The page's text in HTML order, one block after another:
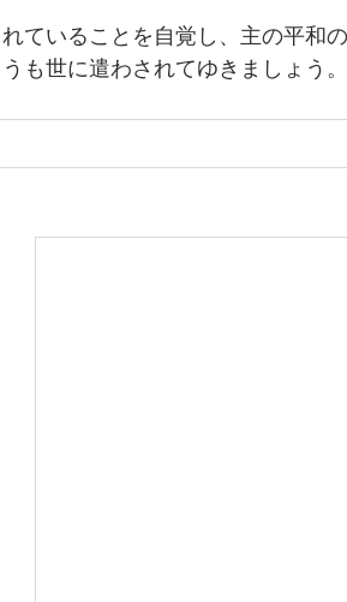
ていることを自覚し、主の平和
も世に遣わされてゆきましょう